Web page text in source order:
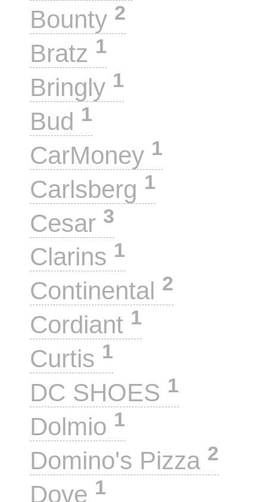
Bounty 2
Bratz 1
Bringly 1
Bud 1
CarMoney 1
Carlsberg 1
Cesar 3
Clarins 1
Continental 2
Cordiant 1
Curtis 1
DC SHOES 1
Dolmio 1
Domino's Pizza 2
Dove 1